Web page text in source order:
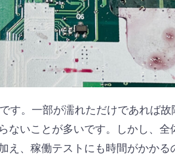
す。一部が濡れただけであれば
ないことが多いです。しかし、
え、稼働テストにも時間がかか